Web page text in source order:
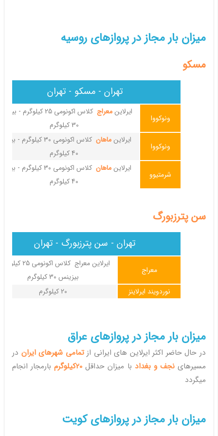
میزان بار مجاز در پروازهای روسیه
مسکو
تهران - مسکو - تهران
ایرلاینمعراج
کلاس اکونومی 25 کیلوگرم -
30 کیلوگرم
ونوکووا
ایرلاینماهان
کلاس اکونومی 30 کیلوگرم -
40 کیلوگرم
ونوکووا
ایرلاینماهان
کلاس اکونومی 30 کیلوگرم -
40 کیلوگرم
شرمتیوو
سن پترزبورگ
تهران - سن پترزبورگ - تهران
ایرلاین معراج کلاس اکونومی
بیزینس 30 کیلوگرم
معراج
20 کیلوگرم
نوردویند ایرلاینز
میزان بار مجاز در پروازهای عراق
در حال حاضر اکثر ایرلاین های ایرانی ازتمامی شهرهای ایران در
مسیرهاینجف و بغداد با میزان حداقل 20کیلوگرم
بارمجار انجام
میگردد
میزان بار مجاز در پروازهای کویت